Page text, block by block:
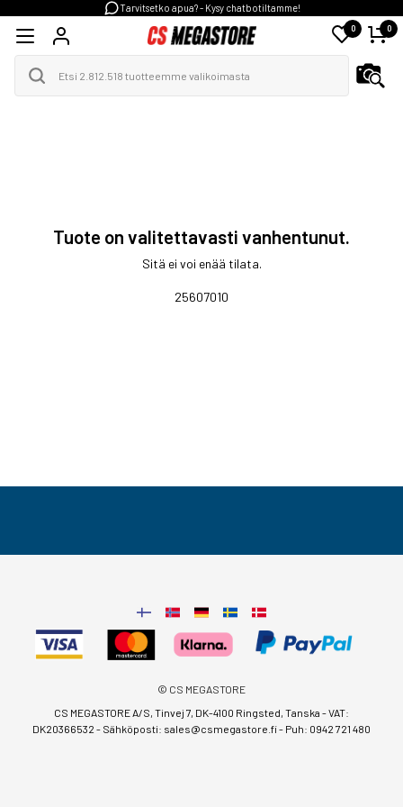
Tarvitsetko apua? - Kysy chatbotiltamme!
0 0
Tuote on valitettavasti vanhentunut.
Sitä ei voi enää tilata.
25607010
© CS MEGASTORE
CS MEGASTORE A/S, Tinvej 7, DK-4100 Ringsted, Tanska - VAT:
DK20366532 - Sähköposti: sales@csmegastore.fi- Puh: 0942 721 480